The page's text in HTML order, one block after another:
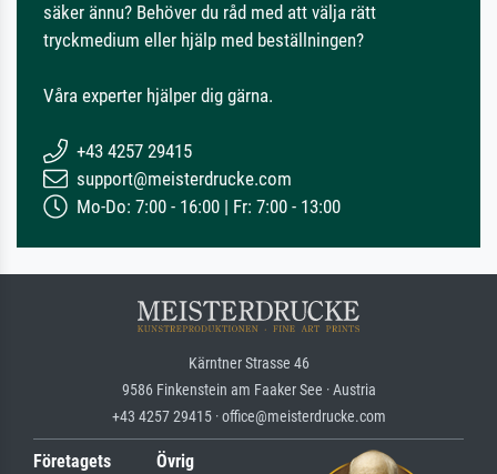
säker ännu? Behöver du råd med att välja rätt
tryckmedium eller hjälp med beställningen?
Våra experter hjälper dig gärna.
+43 4257 29415
support@meisterdrucke.com
Mo-Do: 7:00 - 16:00 | Fr: 7:00 - 13:00
Kärntner Strasse 46
9586 Finkenstein am Faaker See · Austria
+43 4257 29415 · office@meisterdrucke.com
Företagets
Övrig